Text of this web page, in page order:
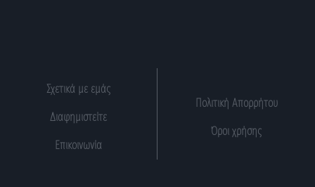
Σχετικά με εμάς
Διαφημιστείτε
Επικοινωνία
Πολιτική Απορρήτου
Όροι χρήσης